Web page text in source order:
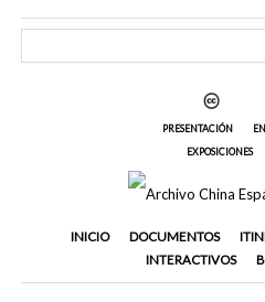
PRESENTACIÓN
EXPOSICIONES
INICIO DOCUMENTOS
INTERACTIVOS